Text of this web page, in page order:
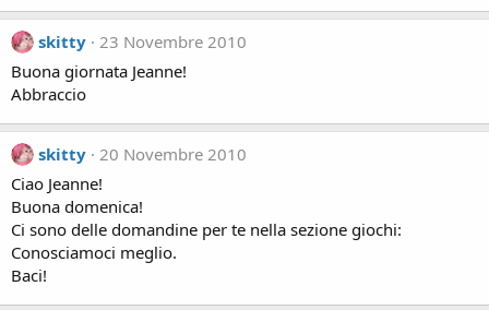
skitty 23 Novembre 2010
Buona giornata Jeanne!
Abbraccio
skitty 20 Novembre 2010
Ciao Jeanne!
Buona domenica!
Ci sono delle domandine per te nella sezione giochi:
Conosciamoci meglio.
Baci!